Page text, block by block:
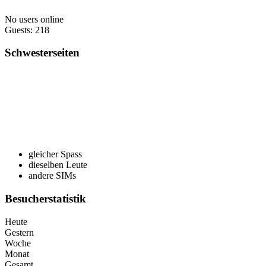
No users online
Guests: 218
Schwesterseiten
gleicher Spass
dieselben Leute
andere SIMs
Besucherstatistik
Heute
Gestern
Woche
Monat